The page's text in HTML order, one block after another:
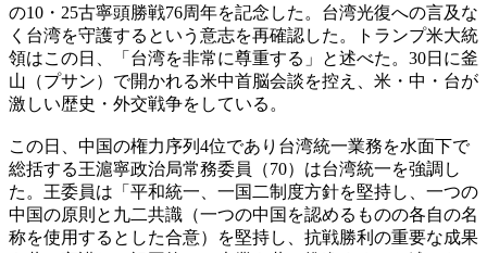
の10・25古寧頭勝戦76周年を記念した。台湾光復への言及な
く台湾を守護するという意志を再確認した。トランプ米大統
領はこの日、「台湾を非常に尊重する」と述べた。30日に釜
山（プサン）で開かれる米中首脳会談を控え、米・中・台が
激しい歴史・外交戦争をしている。
この日、中国の権力序列4位であり台湾統一業務を水面下で
総括する王滬寧政治局常務委員（70）は台湾統一を強調し
た。王委員は「平和統一、一国二制度方針を堅持し、一つの
中国の原則と九二共識（一つの中国を認めるものの各自の名
称を使用するとした合意）を堅持し、抗戦勝利の重要な成果